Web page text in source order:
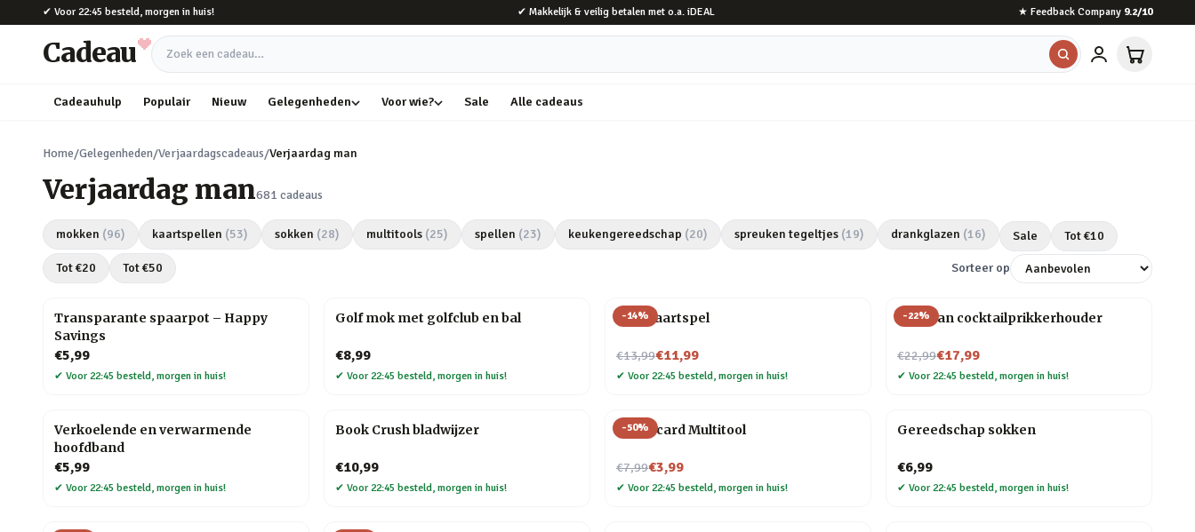
Naar hoofdinhoud
✔ Voor 22:45 besteld, morgen in huis! ✔ Makkelijk & veilig betalen met o.a. iDEAL ★ Feedback Company 9.2/10
Cadeau Zoek een cadeau
Cadeauhulp Populair Nieuw Gelegenheden Voor wie? Sale Alle cadeaus
Home/Gelegenheden/Verjaardagscadeaus/Verjaardag man
Verjaardag man681 cadeaus
mokken (96) kaartspellen (53) sokken (28) multitools (25) spellen (23) keukengereedschap (20) spreuken tegeltjes (19) drankglazen (16) Sale Tot €10
Tot €20 Tot €50 Sorteer op
Transparante spaarpot – Happy
Savings
€5,99
✔ Voor 22:45 besteld, morgen in huis!
Golf mok met golfclub en bal
€8,99
✔ Voor 22:45 besteld, morgen in huis!
-14%
Bier kaartspel
€13,99
Nu voor€11,99
✔ Voor 22:45 besteld, morgen in huis!
-22%
Pelikaan cocktailprikkerhouder
€22,99
Nu voor€17,99
✔ Voor 22:45 besteld, morgen in huis!
Verkoelende en verwarmende
hoofdband
€5,99
✔ Voor 22:45 besteld, morgen in huis!
Book Crush bladwijzer
€10,99
✔ Voor 22:45 besteld, morgen in huis!
-50%
Creditcard Multitool
€7,99
Nu voor€3,99
✔ Voor 22:45 besteld, morgen in huis!
Gereedschap sokken
€6,99
✔ Voor 22:45 besteld, morgen in huis!